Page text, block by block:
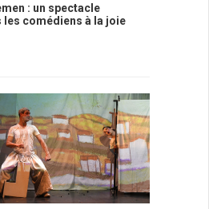
: un spectacle
les comédiens à la joie